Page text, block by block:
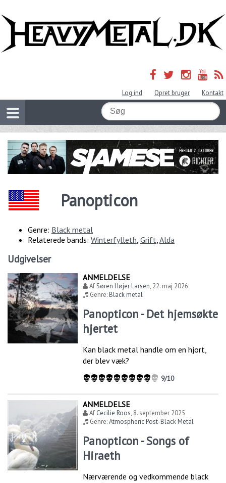
Log ind Opret bruger Kontakt
Panopticon
Genre: Black metal
Relaterede bands: Winterfylleth Grift Alda
Udgivelser
ANMELDELSE
AfSøren Højer Larsen, 22. maj 2026
Genre:Black metal
Panopticon - Det hjemsøkte
hjertet
Kan black metal handle om en hjort,
der blev væk?
9/10
ANMELDELSE
Af Cecilie Roos, 8. september 2025
Genre:Atmospheric Post-Black Metal
Panopticon - Songs of
Hiraeth
Nærværende og vedkommende black